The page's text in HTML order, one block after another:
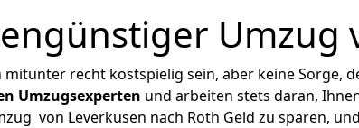
Umzug
recht kostspielig sein, aber keine Sorge,
Umzugsexperten und arbeiten stets daran,
von Leverkusen nach Roth Geld zu sparen,